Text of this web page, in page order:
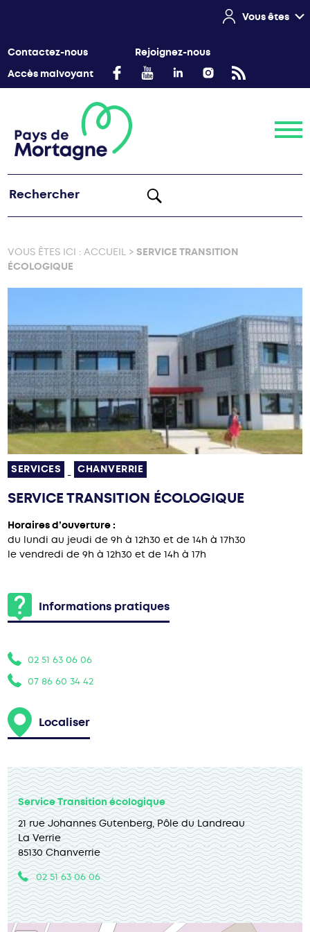
Vous êtes
Contactez-nous
Rejoignez-nous
Accès malvoyant
Menu
VOUS ÊTES ICI :ACCUEIL >SERVICE TRANSITION
ÉCOLOGIQUE
SERVICES - CHANVERRIE
SERVICE TRANSITION ÉCOLOGIQUE
Horaires d’ouverture :
du lundi au jeudi de 9h à 12h30 et de 14h à 17h30
le vendredi de 9h à 12h30 et de 14h à 17h
Informations pratiques
02 51 63 06 06
07 86 60 34 42
Localiser
Service Transition écologique
21 rue Johannes Gutenberg, Pôle du Landreau
La Verrie
85130 Chanverrie
02 51 63 06 06